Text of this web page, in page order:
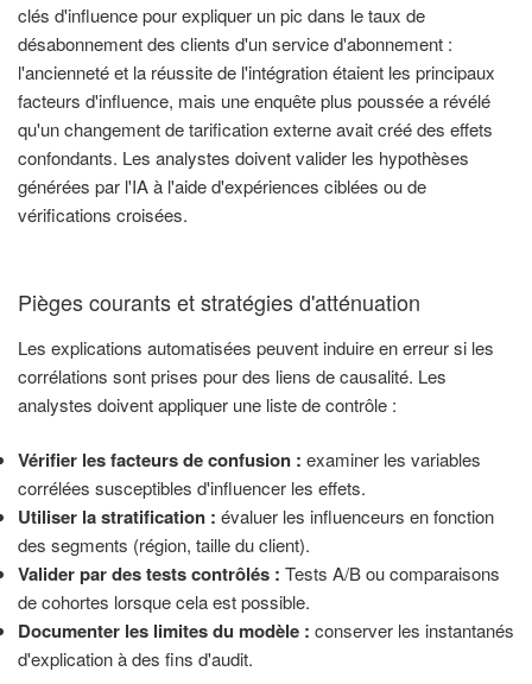
clés d'influence pour expliquer un pic dans le taux de
désabonnement des clients d'un service d'abonnement :
l'ancienneté et la réussite de l'intégration étaient les principaux
facteurs d'influence, mais une enquête plus poussée a révélé
qu'un changement de tarification externe avait créé des effets
confondants. Les analystes doivent valider les hypothèses
générées par l'IA à l'aide d'expériences ciblées ou de
vérifications croisées.
Pièges courants et stratégies d'atténuation
Les explications automatisées peuvent induire en erreur si les
corrélations sont prises pour des liens de causalité. Les
analystes doivent appliquer une liste de contrôle :
Vérifier les facteurs de confusion : examiner les variables
corrélées susceptibles d'influencer les effets.
Utiliser la stratification : évaluer les influenceurs en fonction
des segments (région, taille du client).
Valider par des tests contrôlés : Tests A/B ou comparaisons
de cohortes lorsque cela est possible.
Documenter les limites du modèle : conserver les instantanés
d'explication à des fins d'audit.